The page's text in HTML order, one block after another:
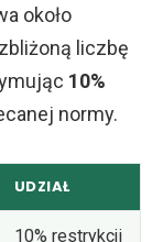
około
liczbę
10%
normy.
UDZIAŁ
10% restrykcji